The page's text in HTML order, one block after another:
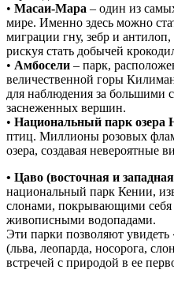
• Масаи-Мара – один из
мире. Именно здесь можно
миграции гну, зебр и
рискуя стать добычей
• Амбосели – парк,
величественной горы
для наблюдения за большими
заснеженных вершин.
• Национальный парк озера
птиц. Миллионы розовых
озера, создавая невероятные
• Цаво (восточная и
национальный парк Кении,
слонами, покрывающими
живописными водопадами.
Эти парки позволяют
(льва, леопарда, носорога,
встречей с природой в ее